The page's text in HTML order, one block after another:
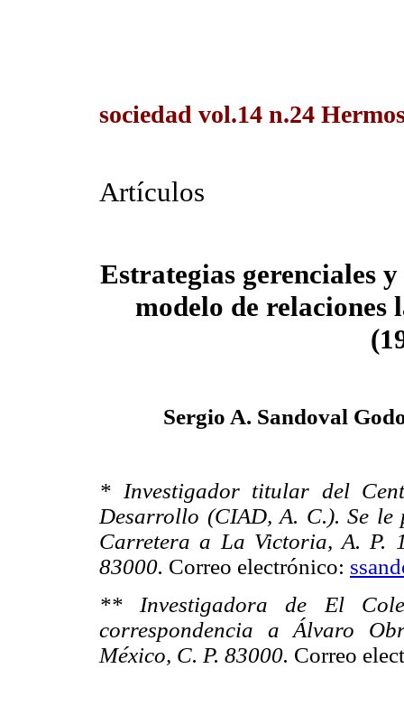
sociedad vol.14 n.24
Artículos
Estrategias gerenciales
modelo de
Sergio A. Sandoval
* Investigador titular del
Desarrollo (CIAD, A. C.). Se le
Carretera a La Victoria, A. P.
83000. Correo electrónico:
** Investigadora de El
correspondencia a Álvaro
México, C. P. 83000. Correo